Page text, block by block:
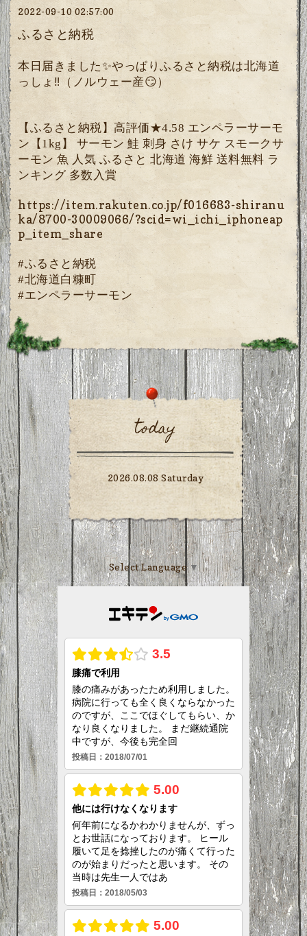
2022-09-10 02:57:00
ふるさと納税
本日届きました✨やっぱりふるさと納税は北海道
っしょ ‼️ （ノルウェー産😏）
【ふるさと納税】高評価★4.58 エンペラーサーモ
ン【1kg 】 サーモン 鮭 刺身 さけ サケ スモークサ
ーモン 魚 人気 ふるさと 北海道 海鮮 送料無料 ラ
ンキング 多数入賞
https://item.rakuten.co.jp/f016683-shiranu
ka/8700-30009066/?scid=wi_ichi_iphoneap
p_item_share
#ふるさと納税
#北海道白糠町
#エンペラーサーモン
today
2026.08.08 Saturday
Select Language ▼